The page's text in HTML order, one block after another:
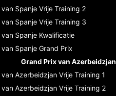
Spanje Vrije Training 2
Spanje Vrije Training 3
Spanje Kwalificatie
Spanje Grand Prix
Grand Prix van Azerbeidzjan
van Azerbeidzjan Vrije Training 1
van Azerbeidzjan Vrije Training 2